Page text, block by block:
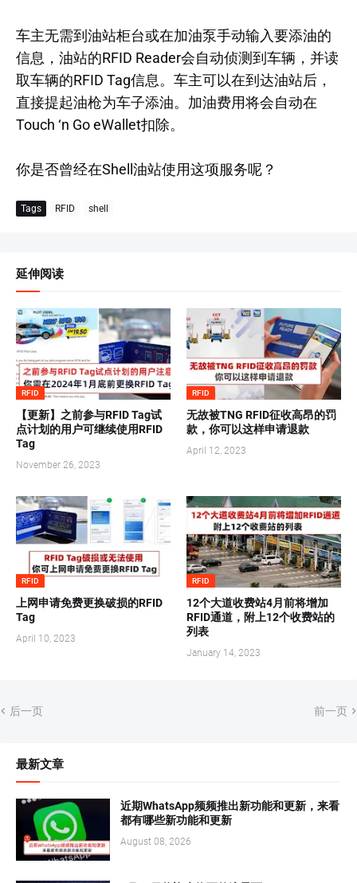
车主无需到油站柜台或在加油泵手动输入要添油的
信息，油站的RFID Reader会自动侦测到车辆，并读
取车辆的RFID Tag信息。车主可以在到达油站后，
直接提起油枪为车子添油。加油费用将会自动在
Touch ‘n Go eWallet扣除。
你是否曾经在Shell油站使用这项服务呢？
Tags RFID shell
延伸阅读
RFID
【更新】之前参与RFID Tag试
点计划的用户可继续使用RFID
Tag
November 26, 2023
RFID
无故被TNG RFID征收高昂的罚
款，你可以这样申请退款
April 12, 2023
RFID
上网申请免费更换破损的RFID
Tag
April 10, 2023
RFID
12个大道收费站4月前将增加
RFID通道，附上12个收费站的
列表
January 14, 2023
后一页 前一页
最新文章
近期WhatsApp频频推出新功能和更新，来看
都有哪些新功能和更新
August 08, 2026